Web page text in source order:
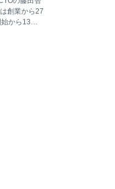
戦略を整備
て達成した
創業から27
から13年